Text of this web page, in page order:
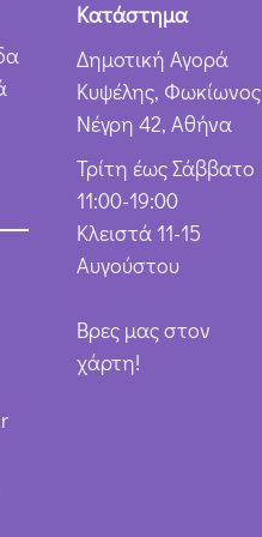
Κατάστημα
Δημοτική Αγορά
Κυψέλης, Φωκίωνος
Νέγρη 42, Αθήνα
Τρίτη έως Σάββατο
11:00-19:00
Κλειστά 11-15
Αυγούστου
Βρες μας στον
χάρτη!